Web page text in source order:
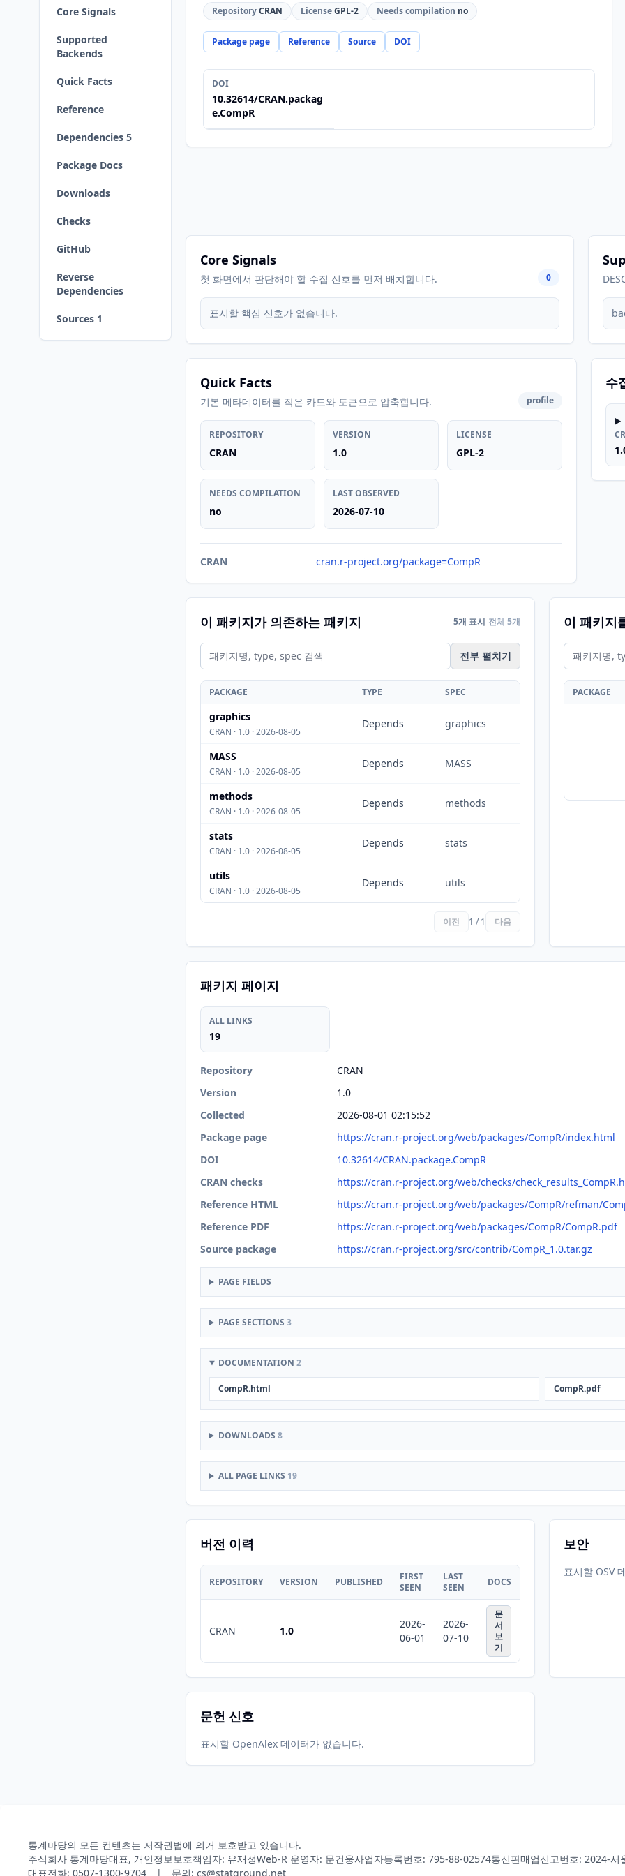
Core Signals
Supported
Backends
Quick Facts
Reference
Dependencies 5
Package Docs
Downloads
Checks
GitHub
Reverse
Dependencies
Sources 1
RepositoryCRAN LicenseGPL-2 Needs compilation no
Package page Reference Source DOI
DOI
10.32614/CRAN.packag
e.CompR
Core Signals
첫 화면에서 판단해야 할 수집 신호를 먼저 배치합니다. 0
표시할 핵심 신호가 없습니다.
Quick Facts
기본 메타데이터를 작은 카드와 토큰으로 압축합니다. profile
REPOSITORY
CRAN
VERSION
1.0
LICENSE
GPL-2
NEEDS COMPILATION
no
LAST OBSERVED
2026-07-10
CRAN cran.r-project.org/package=CompR
수
이 패키지가 의존하는 패키지 5개 표시 전체 5개
전부 펼치기
PACKAGE TYPE SPEC
graphics
CRAN · 1.0 · 2026-08-05
Depends graphics
MASS
CRAN · 1.0 · 2026-08-05
Depends MASS
methods
CRAN · 1.0 · 2026-08-05
Depends methods
stats
CRAN · 1.0 · 2026-08-05
Depends stats
utils
CRAN · 1.0 · 2026-08-05
Depends utils
이전 1 / 1 다음
이 패키지
PACKAGE
패키지 페이지
ALL LINKS
19
Repository
CRAN
Version
1.0
Collected
2026-08-01 02:15:52
Package page
https://cran.r-project.org/web/packages/CompR/index.html
DOI
10.32614/CRAN.package.CompR
CRAN checks
https://cran.r-project.org/web/checks/
Reference HTML
https://cran.r-project.org/web/packages/CompR/refman/
Reference PDF
https://cran.r-project.org/web/packages/CompR/CompR.pdf
Source package
https://cran.r-project.org/src/contrib/CompR_1.0.tar.gz
PAGE FIELDS
PAGE SECTIONS 3
DOCUMENTATION 2
CompR.html CompR.pdf
DOWNLOADS 8
ALL PAGE LINKS 19
버전 이력
REPOSITORY VERSION PUBLISHED
FIRST
SEEN
LAST
SEEN
DOCS
CRAN 1.0
2026-
06-01
2026-
07-10
문
서
보
기
보안
표시할 OSV
문헌 신호
표시할 OpenAlex 데이터가 없습니다.
통계마당의 모든 컨텐츠는 저작권법에 의거 보호받고 있습니다.
주식회사 통계마당대표, 개인정보보호책임자: 유재성Web-R 운영자: 문건웅사업자등록번호: 795-88-02574통신판매업신고번호: 2024-서
대표전화: 0507-1300-9704 | 문의: cs@statground.net